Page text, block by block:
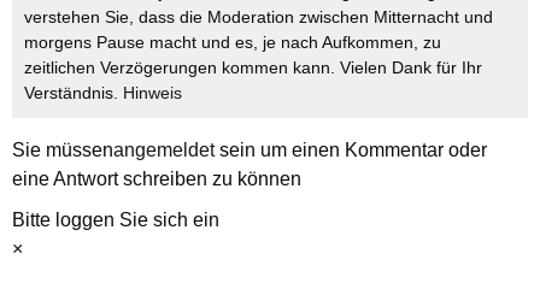
verstehen Sie, dass die Moderation zwischen Mitternacht und
morgens Pause macht und es, je nach Aufkommen, zu
zeitlichen Verzögerungen kommen kann. Vielen Dank für Ihr
Verständnis. Hinweis
Sie müssenangemeldetsein um einen Kommentar oder
eine Antwort schreiben zu können
Bitte loggen Sie sich ein
×